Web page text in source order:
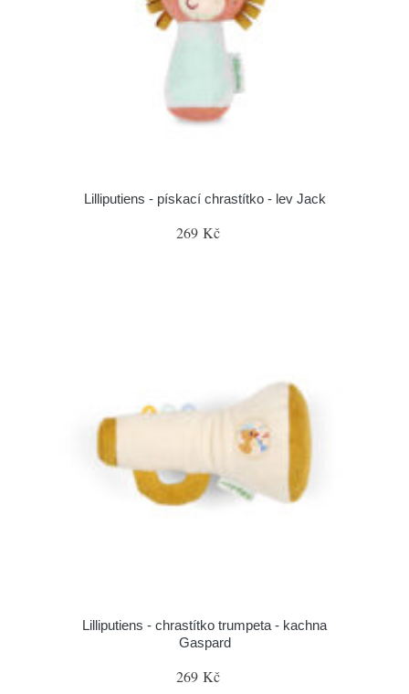
Lilliputiens - pískací chrastítko - lev Jack
269 Kč
Lilliputiens - chrastítko trumpeta - kachna
Gaspard
269 Kč